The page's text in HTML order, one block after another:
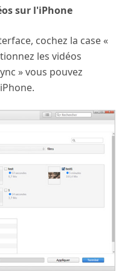
sur l'iPhone
cochez la case «
les vidéos
» vous pouvez